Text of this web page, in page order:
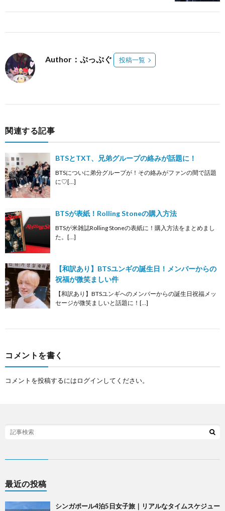
Author：ぷっぷぐ 投稿一覧
関連する記事
BTSとTXT、兄弟グループの絡みが話題に！
BTSについに弟分グループが！その絡みがファンの間で話題
に♡[…]
BTSが表紙！Rolling Stoneの購入方法
BTSが米雑誌Rolling Stoneの表紙に！購入方法をまとめまし
た。[…]
【和訳あり】BTSユンギの誕生日！メンバーからの
祝福が微笑ましい件
【和訳あり】BTSユンギへのメンバーからの誕生日祝福メッ
セージが微笑ましいと話題に！[…]
コメントを書く
コメントを投稿するにはログインしてください。
最近の投稿
シンガポール4泊5日女子旅｜リアルなタイムスケジュー